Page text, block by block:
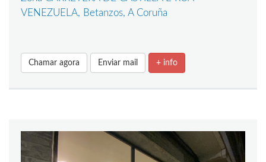
VENEZUELA, Betanzos, A Coruña
Chamar agora Enviar mail + info